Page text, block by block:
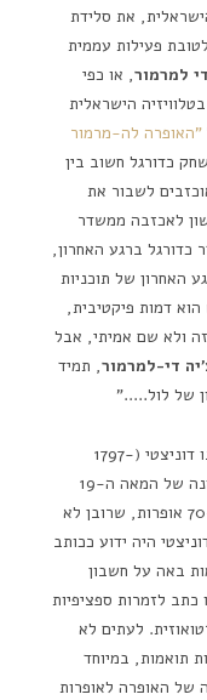
את סלידת
פעילות עממית
למרמור, או כפי
הישראלית
"האופרה לה-מרמור
כדורגל חשוב בין
לשבור את
לאכזבה ממשדר
כדורגל ברגע האחרון,
האחרון של תוכניות
דמות פיקטיבית,
ולא שם אמיתי, אבל
די-למרמור, תמיד
של לול….."
חיבר גיאטנו דוניצטי (1797-
1848), מלך הבל-קנטו של המחצית הראשונה של המאה ה-19
לצד רוסיני ובליני, כתבן בלתי נלאה של כ-70 אופרות, שרובן לא
היה ידוע ככותב
באה על חשבון
כתב לזמרות ספציפיות
לעתים לא
תואמות, במיוחד
של האופרה לאופרות